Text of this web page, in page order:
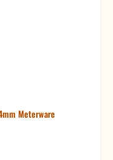
Meterware